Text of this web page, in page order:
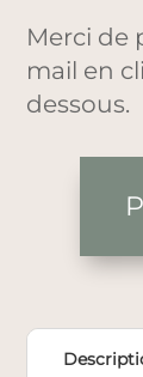
Merci de
mail en
dessous.